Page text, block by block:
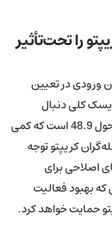
را تحت‌تأثیر
ورودی در تعیین
کلی دنبال
می‌کنند. پیش‌بینی‌های PMI تولیدی ISM حول 48.9 است که کمی
و معامله‌گران کریپتو توجه
فازهای اصلاحی برای
که بهبود فعالیت
حمایت خواهد کرد.